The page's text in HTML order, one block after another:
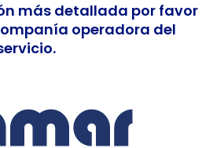
más detallada por favor
operadora del